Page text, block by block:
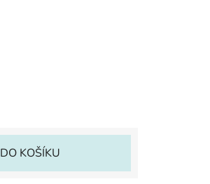
DO KOŠÍKU